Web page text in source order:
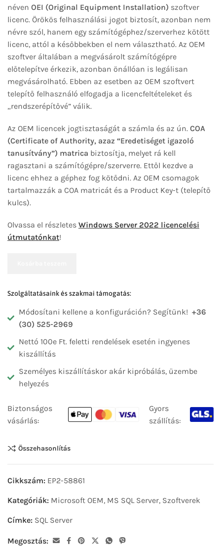
néven OEI (Original Equipment Installation) szoftver
licenc. Örökös felhasználási jogot biztosít, azonban nem
névre szól, hanem egy számítógéphez/szerverhez kötött
licenc, attól a későbbekben el nem választható. Az OEM
szoftver általában a megvásárolt számítógépre
előtelepítve érkezik, azonban önállóan is legálisan
megvásárolható. Ebben az esetben az OEM szoftvert
telepítő felhasználó elfogadja a licencfeltételeket és
„rendszerépítővé” válik.
Az OEM licencek jogtisztaságát a számla és az ún. COA
(Certificate of Authority, azaz “Eredetiséget igazoló
tanusítvány”) matrica biztosítja, melyet rá kell
ragasztani a számítógépre/szerverre. Ettől kezdve a
licenc ehhez a géphez fog kötődni. Az OEM csomagok
tartalmazzák a COA matricát és a Product Key-t (telepítő
kulcs).
Olvassa el részletes Windows Server 2022 licencelési
útmutatónkat!
Szolgáltatásaink és szakmai támogatás:
Módosítani kellene a konfiguráción? Segítünk! +36
(30) 525-2969
Nettó 100e Ft. feletti rendelések esetén ingyenes
kiszállítás
Személyes kiszállításkor akár kipróbálás, üzembe
helyezés
Biztonságos
vásárlás:
Gyors
szállítás:
Összehasonlítás
Cikkszám: EP2-58861
Kategóriák: Microsoft OEM, MS SQL Server, Szoftverek
Címke: SQL Server
Megosztás: